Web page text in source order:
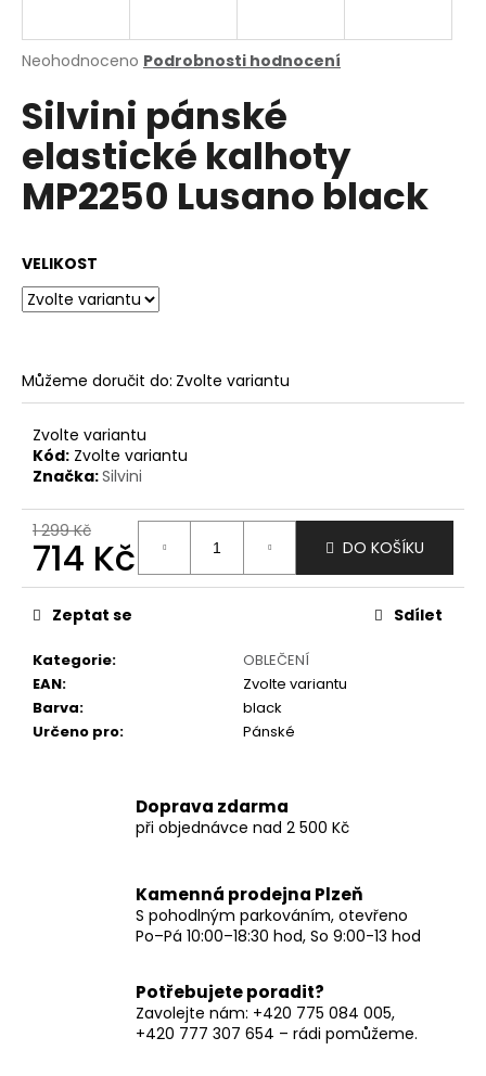
Průměrné
produktu
je
z
5
hvězdiček.
Neohodnoceno Podrobnosti hodnocení
Silvini pánské
elastické kalhoty
MP2250 Lusano black
VELIKOST
Můžeme doručit do: Zvolte variantu
Zvolte variantu
Kód: Zvolte variantu
Značka:Silvini
1 299 Kč
714 Kč
Měrná
cena:
DO KOŠÍKU
Kategorie:
OBLEČENÍ
EAN:
Zvolte variantu
Barva:
black
Určeno pro: Pánské
Zeptat se Sdílet
Doprava zdarma
při objednávce nad 2 500 Kč
Kamenná prodejna Plzeň
S pohodlným parkováním, otevřeno
Po–Pá 10:00–18:30 hod, So 9:00-13 hod
Potřebujete poradit?
Zavolejte nám: +420 775 084 005,
+420 777 307 654 – rádi pomůžeme.
j
t
?
o
p
u
č
u
m
e